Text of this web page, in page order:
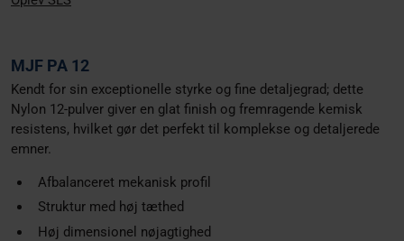
MJF PA 12
Kendt for sin exceptionelle styrke og fine detaljegrad; dette
Nylon 12-pulver giver en glat finish og fremragende kemisk
resistens, hvilket gør det perfekt til komplekse og detaljerede
emner.
Afbalanceret mekanisk profil
Struktur med høj tæthed
Høj dimensionel nøjagtighed